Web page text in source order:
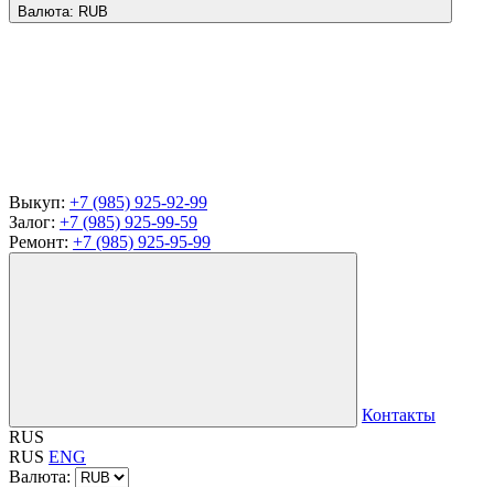
Валюта: RUB
Выкуп: +7 (985) 925-92-99
Залог: +7 (985) 925-99-59
Ремонт: +7 (985) 925-95-99
Контакты
RUS
RUS ENG
Валюта: